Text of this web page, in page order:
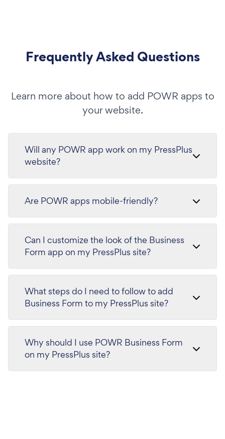
Frequently Asked Questions
Learn more about how to add POWR apps to
your website.
Will any POWR app work on my PressPlus
website?
Are POWR apps mobile-friendly?
Can I customize the look of the Business
Form app on my PressPlus site?
What steps do I need to follow to add
Business Form to my PressPlus site?
Why should I use POWR Business Form
on my PressPlus site?